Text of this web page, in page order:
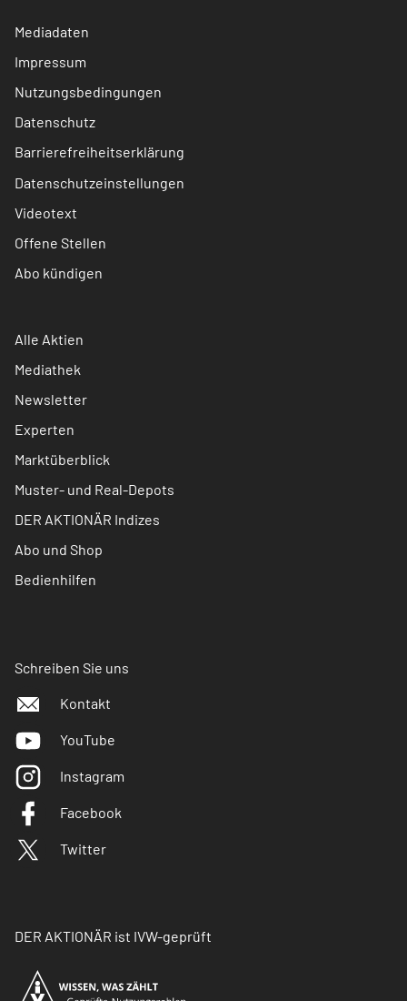
Mediadaten
Impressum
Nutzungsbedingungen
Datenschutz
Barrierefreiheitserklärung
Datenschutzeinstellungen
Videotext
Offene Stellen
Abo kündigen
Alle Aktien
Mediathek
Newsletter
Experten
Marktüberblick
Muster- und Real-Depots
DER AKTIONÄR Indizes
Abo und Shop
Bedienhilfen
Schreiben Sie uns
Kontakt
YouTube
Instagram
Facebook
Twitter
DER AKTIONÄR ist IVW-geprüft